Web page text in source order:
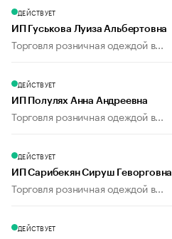
ДЕЙСТВУЕТ
ИП Гуськова Луиза Альбертовна
Торговля розничная одеждой в...
ДЕЙСТВУЕТ
ИП Полулях Анна Андреевна
Торговля розничная одеждой в...
ДЕЙСТВУЕТ
ИП Сарибекян Сируш Геворговна
Торговля розничная одеждой в...
ДЕЙСТВУЕТ